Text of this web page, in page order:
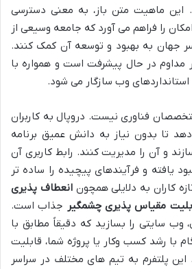
این ماهیت متن باز، به معنی دسترسی
را فراهم می آورد که جامعه وسیعی از
جهان به بهبود و توسعه آن کمک کنند.
مداوم در حال پیشرفت است و همواره با
وب سازگار می شود.
فناوری نیست. دروپال به کاربران
تا بدون نیاز به دانش عمیق برنامه
و آن را مدیریت کنند. رابط کاربری آن
یافته و فرآیندهای پیچیده را ساده تر
کاران به دلایلی همچونانعطاف پذیری
مقیاس پذیری چشمگیر جذاب است.
وب سایتی را بسازید که دقیقاً مطابق با
با رشد کسب وکار یا پروژه شما، قابلیت
پلتفرم به تیم های مختلف در سراسر